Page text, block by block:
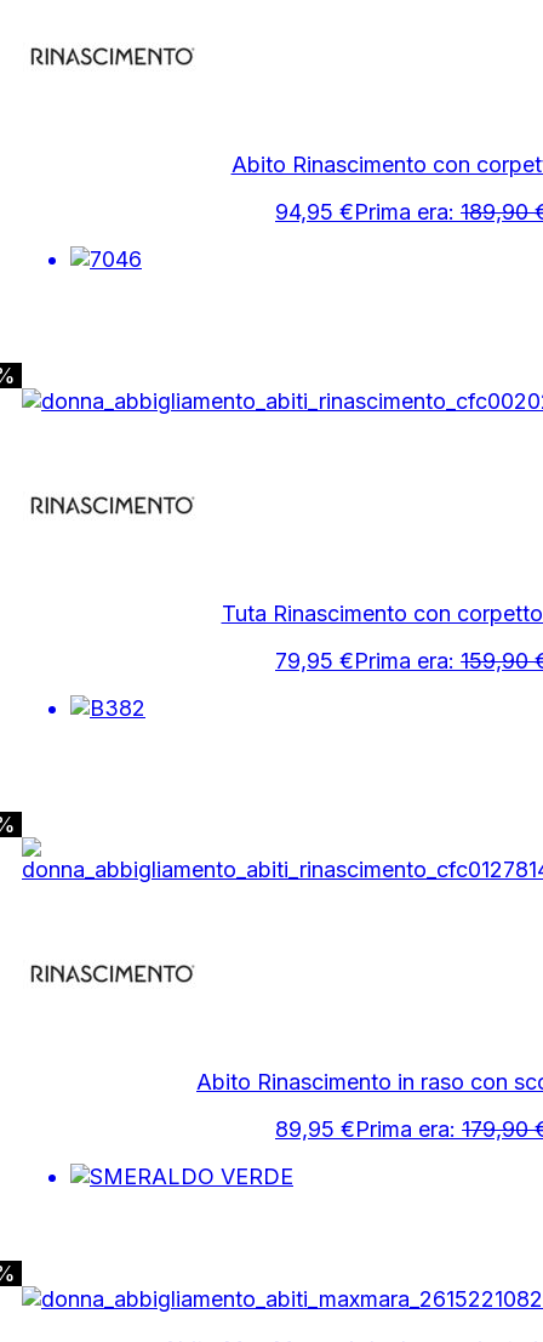
Abito Rinascimento con
94,95 €Prima era: 189,90
Tuta Rinascimento con
79,95 €Prima era: 159,90
Abito Rinascimento in raso con
89,95 €Prima era: 179,90